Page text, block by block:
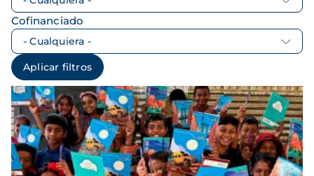
Cofinanciado